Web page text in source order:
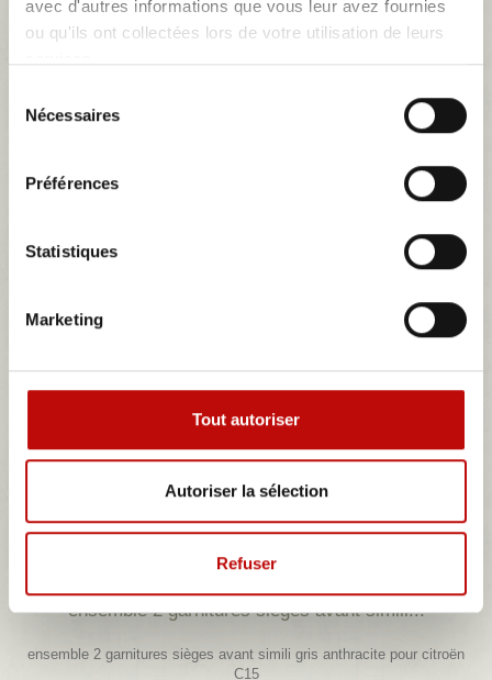
avec d'autres informations que vous leur avez fournies
ou qu'ils ont collectées lors de votre utilisation de leurs
Nécessaires
Préférences
Statistiques
Marketing
Tout autoriser
Autoriser la sélection
Refuser
ensemble 2 garnitures de sièges avant...
ensemble 2 garnitures sièges avant simili...
ensemble 2 garnitures sièges avant simili gris anthracite pour citroën
C15